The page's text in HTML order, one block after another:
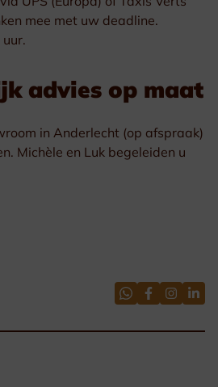
mee met uw deadline.
advies op maat
in Anderlecht (op afspraak)
Michèle en Luk begeleiden u